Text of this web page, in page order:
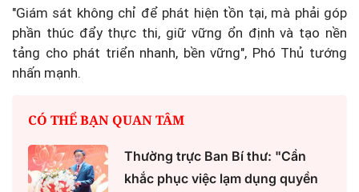
"Giám sát không chỉ để phát hiện tồn tại, mà phải góp
phần thúc đẩy thực thi, giữ vững ổn định và tạo nền
tảng cho phát triển nhanh, bền vững", Phó Thủ tướng
nhấn mạnh.
CÓ THỂ BẠN QUAN TÂM
Thường trực Ban Bí thư: "Cần
khắc phục việc lạm dụng quyền